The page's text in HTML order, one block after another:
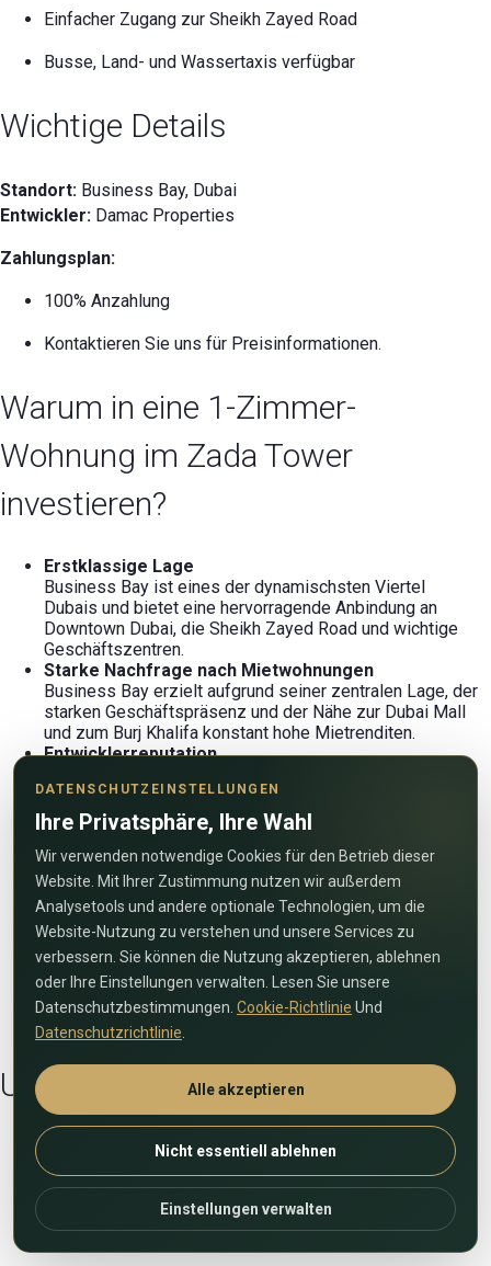
Einfacher Zugang zur Sheikh Zayed Road
Busse, Land- und Wassertaxis verfügbar
Wichtige Details
Standort: Business Bay, Dubai
Entwickler: Damac Properties
Zahlungsplan:
100% Anzahlung
Kontaktieren Sie uns für Preisinformationen.
Warum in eine 1-Zimmer-
Wohnung im Zada Tower
investieren?
Erstklassige Lage
Business Bay ist eines der dynamischsten Viertel
Dubais und bietet eine hervorragende Anbindung an
Downtown Dubai, die Sheikh Zayed Road und wichtige
Geschäftszentren.
Starke Nachfrage nach Mietwohnungen
Business Bay erzielt aufgrund seiner zentralen Lage, der
starken Geschäftspräsenz und der Nähe zur Dubai Mall
und zum Burj Khalifa konstant hohe Mietrenditen.
Entwicklerreputation
Immobilienunternehmen der Region und bekannt für die
Realisierung hochwertiger Projekte und erstklassiger
Annehmlichkeiten.
Premium-Ausstattung
Das Gebäude bietet erstklassige Annehmlichkeiten wie
einen temperierten Pool, ein Wellnesscenter, ein
Fitnessstudio, Dampfbad und Sauna sowie einen 24-
Stunden-Concierge-Service.
Vorteile der Facharztausbildung
Der Erwerb des uneingeschränkten Eigentums ist für
internationale Käufer möglich, die die Voraussetzungen
für ein Aufenthaltsrecht in den VAE erfüllen.
Umgebung
12 Minuten Fußweg zur U-Bahn-Station
Kurze Fahrt zur Dubai Mall und zum Burj Khalifa
15 Minuten bis zum Kite Beach
DATENSCHUTZEINSTELLUNGEN
Ihre Privatsphäre, Ihre Wahl
Wir verwenden notwendige Cookies für den Betrieb dieser
Website. Mit Ihrer Zustimmung nutzen wir außerdem
Analysetools und andere optionale Technologien, um die
Website-Nutzung zu verstehen und unsere Services zu
verbessern. Sie können die Nutzung akzeptieren, ablehnen
oder Ihre Einstellungen verwalten. Lesen Sie unsere
Datenschutzbestimmungen. Cookie-Richtlinie Und
Datenschutzrichtlinie
Alle akzeptieren
Nicht essentiell ablehnen
Einstellungen verwalten